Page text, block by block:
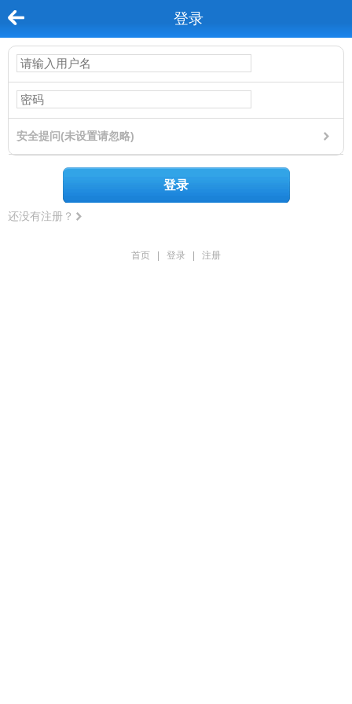
登录
安全提问(未设置请忽略)
登录
还没有注册？
首页 登录 注册